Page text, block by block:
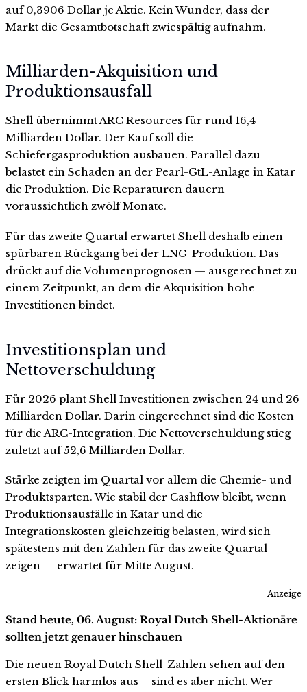
auf 0,3906 Dollar je Aktie. Kein Wunder, dass der
Markt die Gesamtbotschaft zwiespältig aufnahm.
Milliarden-Akquisition und
Produktionsausfall
Shell übernimmt ARC Resources für rund 16,4
Milliarden Dollar. Der Kauf soll die
Schiefergasproduktion ausbauen. Parallel dazu
belastet ein Schaden an der Pearl-GtL-Anlage in Katar
die Produktion. Die Reparaturen dauern
voraussichtlich zwölf Monate.
Für das zweite Quartal erwartet Shell deshalb einen
spürbaren Rückgang bei der LNG-Produktion. Das
drückt auf die Volumenprognosen — ausgerechnet zu
einem Zeitpunkt, an dem die Akquisition hohe
Investitionen bindet.
Investitionsplan und
Nettoverschuldung
Für 2026 plant Shell Investitionen zwischen 24 und 26
Milliarden Dollar. Darin eingerechnet sind die Kosten
für die ARC-Integration. Die Nettoverschuldung stieg
zuletzt auf 52,6 Milliarden Dollar.
Stärke zeigten im Quartal vor allem die Chemie- und
Produktsparten. Wie stabil der Cashflow bleibt, wenn
Produktionsausfälle in Katar und die
Integrationskosten gleichzeitig belasten, wird sich
spätestens mit den Zahlen für das zweite Quartal
zeigen — erwartet für Mitte August.
Anzeige
Stand heute, 06. August: Royal Dutch Shell-Aktionäre
sollten jetzt genauer hinschauen
Die neuen Royal Dutch Shell-Zahlen sehen auf den
ersten Blick harmlos aus – sind es aber nicht. Wer